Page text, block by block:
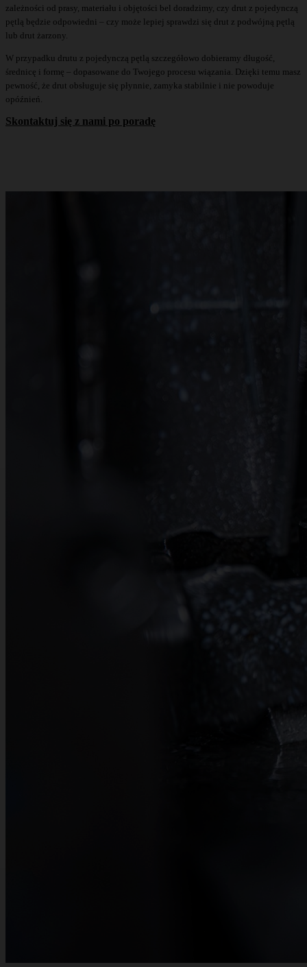
zależności od prasy, materiału i objętości bel doradzimy, czy drut z pojedynczą
pętlą będzie odpowiedni – czy może lepiej sprawdzi się drut z podwójną pętlą
lub drut żarzony.
W przypadku drutu z pojedynczą pętlą szczegółowo dobieramy długość,
średnicę i formę – dopasowane do Twojego procesu wiązania. Dzięki temu masz
pewność, że drut obsługuje się płynnie, zamyka stabilnie i nie powoduje
opóźnień.
Skontaktuj się z nami po poradę